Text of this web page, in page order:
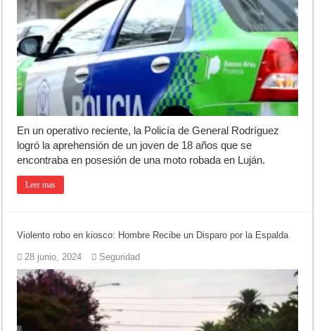
Teatro El Galpón sufrió un robo y pide ayuda
Confirmaron la fecha de la Peregrinación a Luján 2026
INCUCAI implementará una técnica para aumentar los trasplantes de
En un operativo reciente, la Policía de General Rodríguez
logró la aprehensión de un joven de 18 años que se
encontraba en posesión de una moto robada en Luján.
Leer mas
Violento robo en kiosco: Hombre Recibe un Disparo por la Espalda
28 junio, 2024 Seguridad